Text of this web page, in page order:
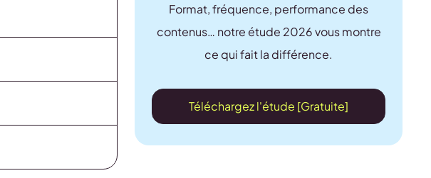
Format, fréquence, performance des
contenus… notre étude 2026 vous montre
ce qui fait la différence.
Téléchargez l'étude [Gratuite]